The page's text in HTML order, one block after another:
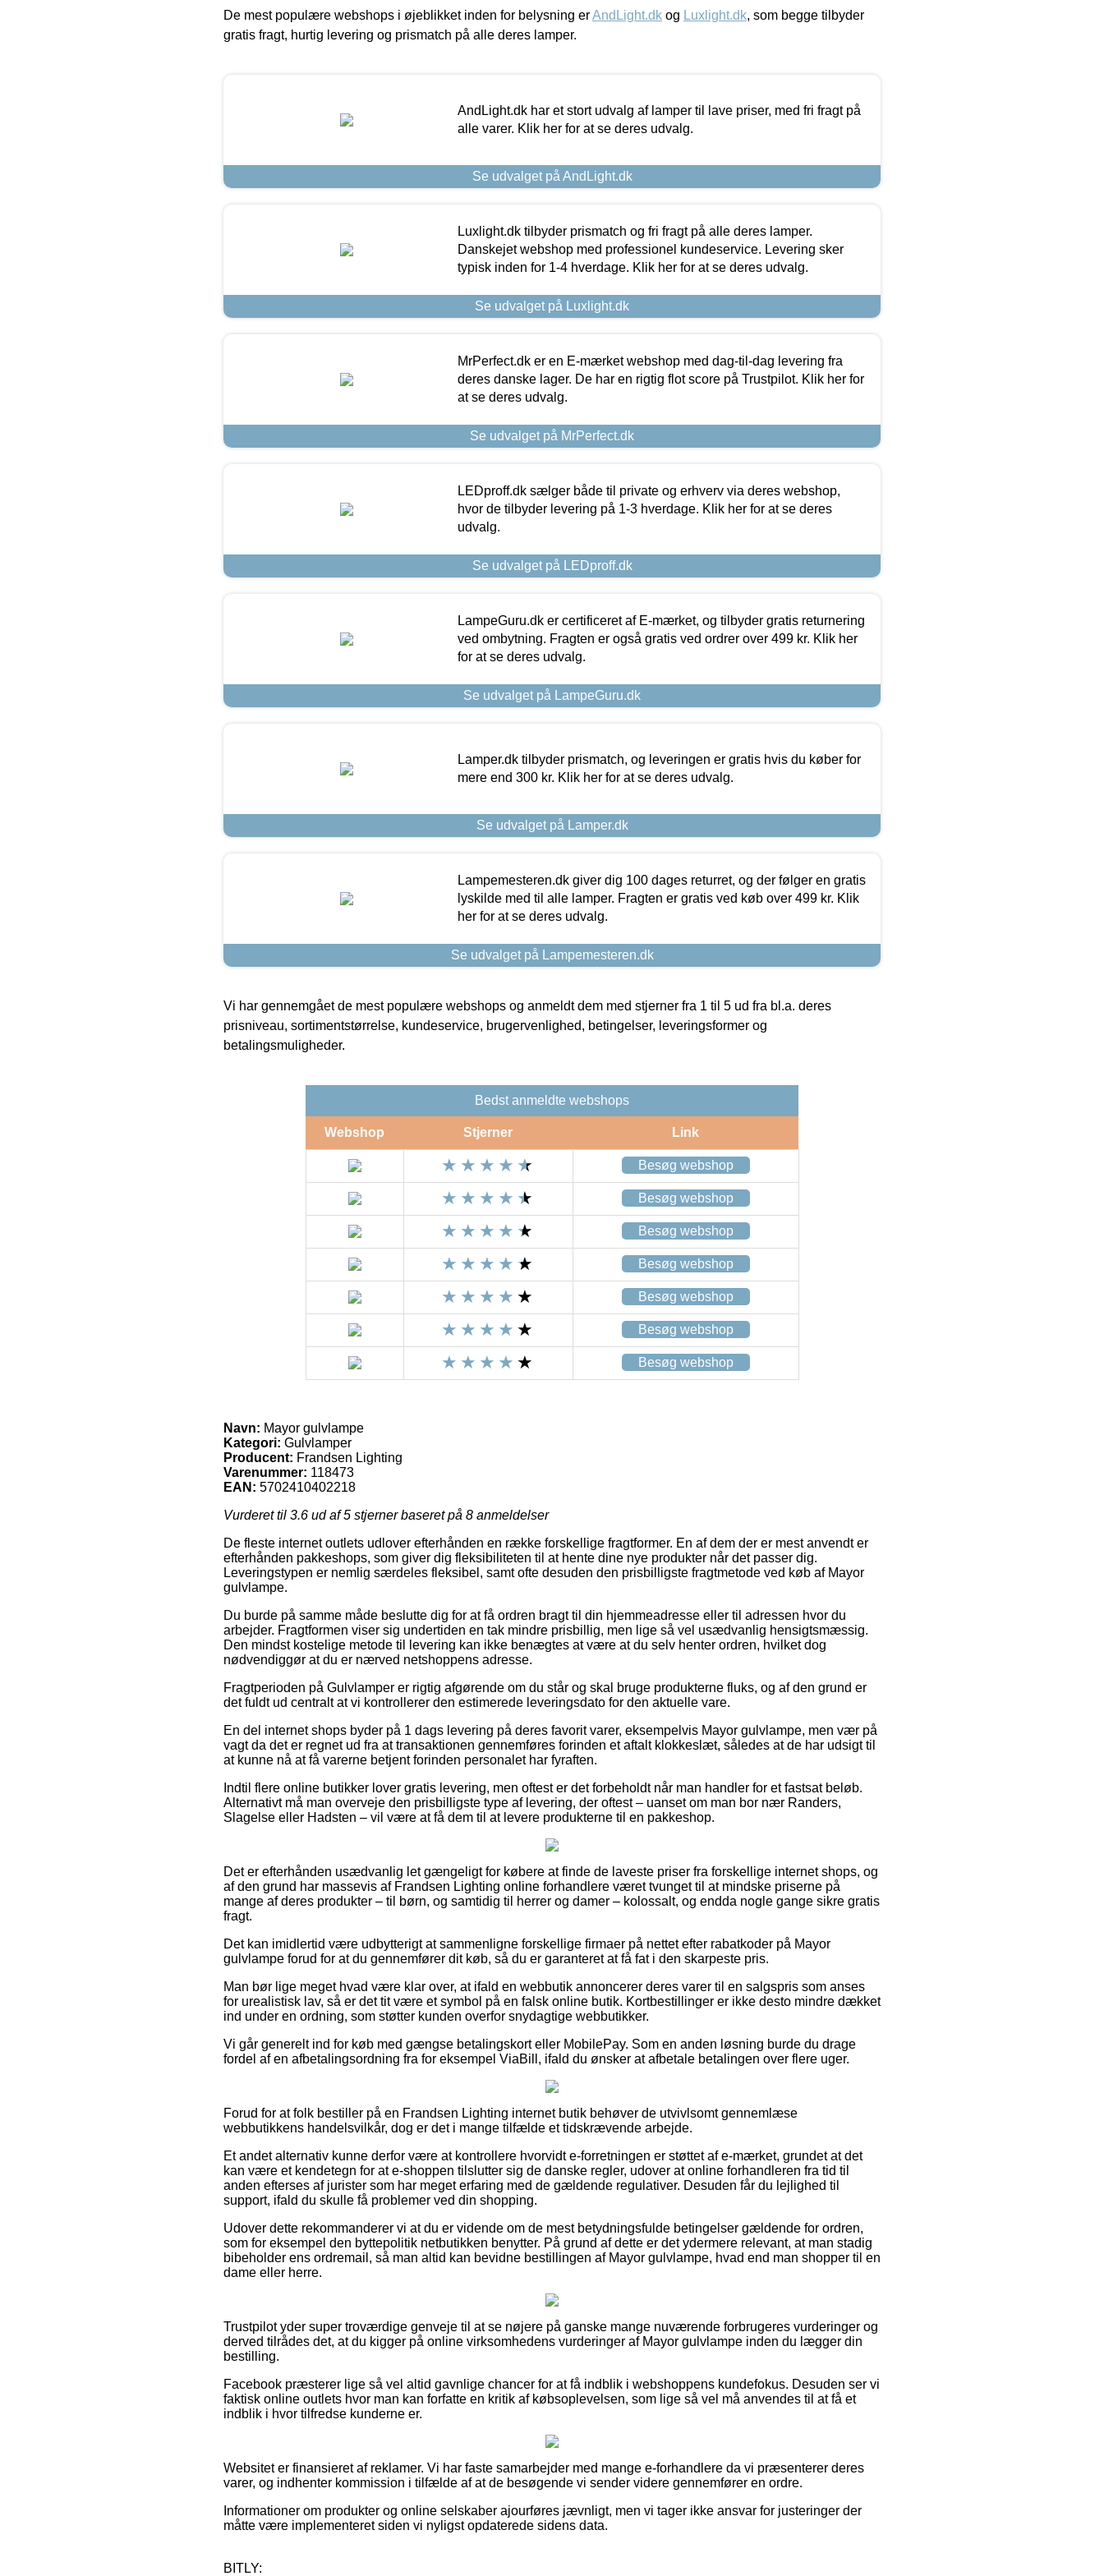
De mest populære webshops i øjeblikket inden for belysning erAndLight.dk og Luxlight.dk, som begge tilbyder
gratis fragt, hurtig levering og prismatch på alle deres lamper.
AndLight.dk har et stort udvalg af lamper til lave priser, med fri fragt på
alle varer. Klik her for at se deres udvalg.
Se udvalget på AndLight.dk
Luxlight.dk tilbyder prismatch og fri fragt på alle deres lamper.
Danskejet webshop med professionel kundeservice. Levering sker
typisk inden for 1-4 hverdage. Klik her for at se deres udvalg.
Se udvalget på Luxlight.dk
MrPerfect.dk er en E-mærket webshop med dag-til-dag levering fra
deres danske lager. De har en rigtig flot score på Trustpilot. Klik her for
at se deres udvalg.
Se udvalget på MrPerfect.dk
LEDproff.dk sælger både til private og erhverv via deres webshop,
hvor de tilbyder levering på 1-3 hverdage. Klik her for at se deres
udvalg.
Se udvalget på LEDproff.dk
LampeGuru.dk er certificeret af E-mærket, og tilbyder gratis returnering
ved ombytning. Fragten er også gratis ved ordrer over 499 kr. Klik her
for at se deres udvalg.
Se udvalget på LampeGuru.dk
Lamper.dk tilbyder prismatch, og leveringen er gratis hvis du køber for
mere end 300 kr. Klik her for at se deres udvalg.
Se udvalget på Lamper.dk
Lampemesteren.dk giver dig 100 dages returret, og der følger en gratis
lyskilde med til alle lamper. Fragten er gratis ved køb over 499 kr. Klik
her for at se deres udvalg.
Se udvalget på Lampemesteren.dk
Vi har gennemgået de mest populære webshops og anmeldt dem med stjerner fra 1 til 5 ud fra bl.a. deres
prisniveau, sortimentstørrelse, kundeservice, brugervenlighed, betingelser, leveringsformer og
betalingsmuligheder.
Bedst anmeldte webshops
Webshop Stjerner Link
Besøg webshop
Besøg webshop
Besøg webshop
Besøg webshop
Besøg webshop
Besøg webshop
Besøg webshop
Navn: Mayor gulvlampe
Kategori: Gulvlamper
Producent: Frandsen Lighting
Varenummer: 118473
EAN: 5702410402218
Vurderet til 3.6 ud af 5 stjerner baseret på 8 anmeldelser
De fleste internet outlets udlover efterhånden en række forskellige fragtformer. En af dem der er mest anvendt er
efterhånden pakkeshops, som giver dig fleksibiliteten til at hente dine nye produkter når det passer dig.
Leveringstypen er nemlig særdeles fleksibel, samt ofte desuden den prisbilligste fragtmetode ved køb af Mayor
gulvlampe.
Du burde på samme måde beslutte dig for at få ordren bragt til din hjemmeadresse eller til adressen hvor du
arbejder. Fragtformen viser sig undertiden en tak mindre prisbillig, men lige så vel usædvanlig hensigtsmæssig.
Den mindst kostelige metode til levering kan ikke benægtes at være at du selv henter ordren, hvilket dog
nødvendiggør at du er nærved netshoppens adresse.
Fragtperioden på Gulvlamper er rigtig afgørende om du står og skal bruge produkterne fluks, og af den grund er
det fuldt ud centralt at vi kontrollerer den estimerede leveringsdato for den aktuelle vare.
En del internet shops byder på 1 dags levering på deres favorit varer, eksempelvis Mayor gulvlampe, men vær på
vagt da det er regnet ud fra at transaktionen gennemføres forinden et aftalt klokkeslæt, således at de har udsigt til
at kunne nå at få varerne betjent forinden personalet har fyraften.
Indtil flere online butikker lover gratis levering, men oftest er det forbeholdt når man handler for et fastsat beløb.
Alternativt må man overveje den prisbilligste type af levering, der oftest – uanset om man bor nær Randers,
Slagelse eller Hadsten – vil være at få dem til at levere produkterne til en pakkeshop.
Det er efterhånden usædvanlig let gængeligt for købere at finde de laveste priser fra forskellige internet shops, og
af den grund har massevis af Frandsen Lighting online forhandlere været tvunget til at mindske priserne på
mange af deres produkter – til børn, og samtidig til herrer og damer – kolossalt, og endda nogle gange sikre gratis
fragt.
Det kan imidlertid være udbytterigt at sammenligne forskellige firmaer på nettet efter rabatkoder på Mayor
gulvlampe forud for at du gennemfører dit køb, så du er garanteret at få fat i den skarpeste pris.
Man bør lige meget hvad være klar over, at ifald en webbutik annoncerer deres varer til en salgspris som anses
for urealistisk lav, så er det tit være et symbol på en falsk online butik. Kortbestillinger er ikke desto mindre dækket
ind under en ordning, som støtter kunden overfor snydagtige webbutikker.
Vi går generelt ind for køb med gængse betalingskort eller MobilePay. Som en anden løsning burde du drage
fordel af en afbetalingsordning fra for eksempel ViaBill, ifald du ønsker at afbetale betalingen over flere uger.
Forud for at folk bestiller på en Frandsen Lighting internet butik behøver de utvivlsomt gennemlæse
webbutikkens handelsvilkår, dog er det i mange tilfælde et tidskrævende arbejde.
Et andet alternativ kunne derfor være at kontrollere hvorvidt e-forretningen er støttet af e-mærket, grundet at det
kan være et kendetegn for at e-shoppen tilslutter sig de danske regler, udover at online forhandleren fra tid til
anden efterses af jurister som har meget erfaring med de gældende regulativer. Desuden får du lejlighed til
support, ifald du skulle få problemer ved din shopping.
Udover dette rekommanderer vi at du er vidende om de mest betydningsfulde betingelser gældende for ordren,
som for eksempel den byttepolitik netbutikken benytter. På grund af dette er det ydermere relevant, at man stadig
bibeholder ens ordremail, så man altid kan bevidne bestillingen af Mayor gulvlampe, hvad end man shopper til en
dame eller herre.
Trustpilot yder super troværdige genveje til at se nøjere på ganske mange nuværende forbrugeres vurderinger og
derved tilrådes det, at du kigger på online virksomhedens vurderinger af Mayor gulvlampe inden du lægger din
bestilling.
Facebook præsterer lige så vel altid gavnlige chancer for at få indblik i webshoppens kundefokus. Desuden ser vi
faktisk online outlets hvor man kan forfatte en kritik af købsoplevelsen, som lige så vel må anvendes til at få et
indblik i hvor tilfredse kunderne er.
Websitet er finansieret af reklamer. Vi har faste samarbejder med mange e-forhandlere da vi præsenterer deres
varer, og indhenter kommission i tilfælde af at de besøgende vi sender videre gennemfører en ordre.
Informationer om produkter og online selskaber ajourføres jævnligt, men vi tager ikke ansvar for justeringer der
måtte være implementeret siden vi nyligst opdaterede sidens data.
BITLY: